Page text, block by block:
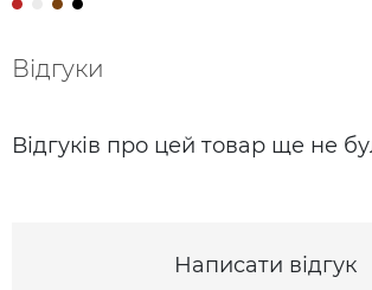
Відгуки
Відгуків про цей товар ще не
Написати відгук